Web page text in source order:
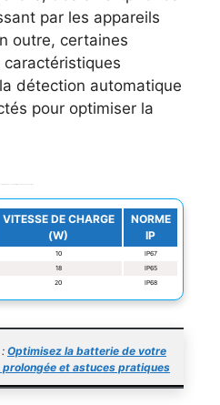
par les appareils
outre, certaines
détection automatique
pour optimiser la
VITESSE DE CHARGE
(W)
NORME
IP
10
IP67
18
IP65
20 IP68
Optimisez la batterie de votre
et astuces pratiques